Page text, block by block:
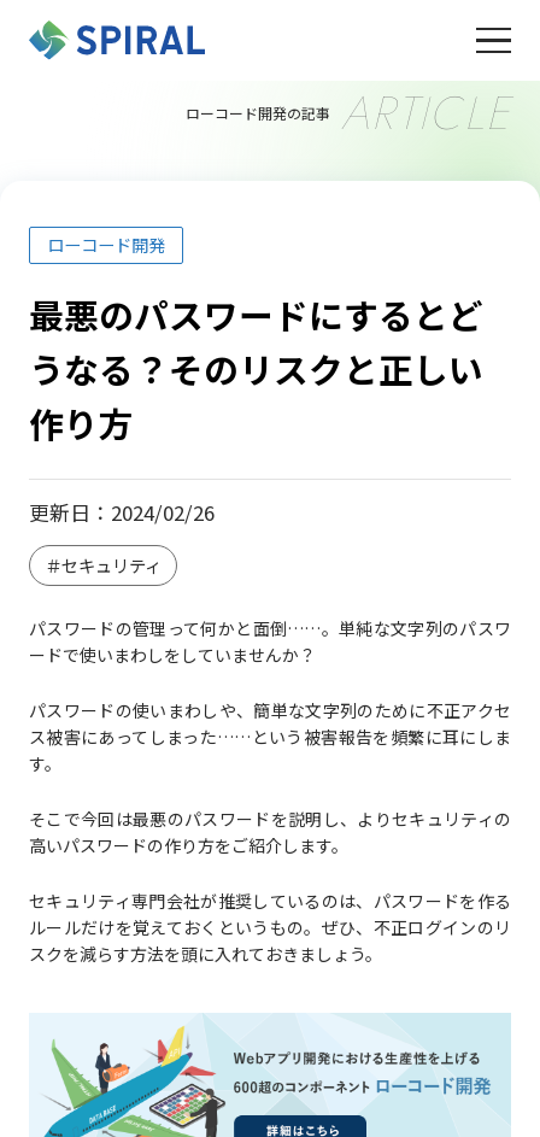
ローコード開発の記事 ARTICLE
ローコード開発
最悪のパスワードにするとど
うなる？そのリスクと正しい
作り方
更新日：2024/02/26
＃セキュリティ
パスワードの管理って何かと面倒……。単純な文字列のパスワ
ードで使いまわしをしていませんか？
パスワードの使いまわしや、簡単な文字列のために不正アクセ
ス被害にあってしまった……という被害報告を頻繁に耳にしま
す。
そこで今回は最悪のパスワードを説明し、よりセキュリティの
高いパスワードの作り方をご紹介します。
セキュリティ専門会社が推奨しているのは、パスワードを作る
ルールだけを覚えておくというもの。ぜひ、不正ログインのリ
スクを減らす方法を頭に入れておきましょう。